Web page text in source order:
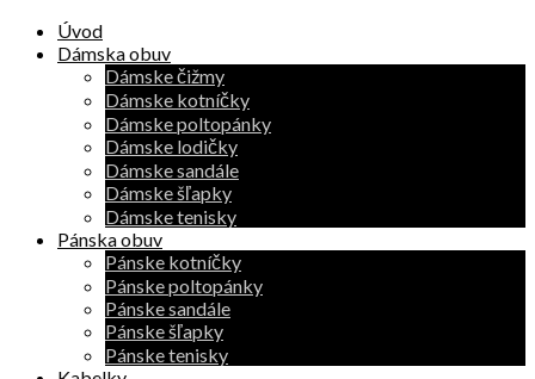
Úvod
Dámska obuv
Dámske čižmy
Dámske kotníčky
Dámske poltopánky
Dámske lodičky
Dámske sandále
Dámske šľapky
Dámske tenisky
Pánska obuv
Pánske kotníčky
Pánske poltopánky
Pánske sandále
Pánske šľapky
Pánske tenisky